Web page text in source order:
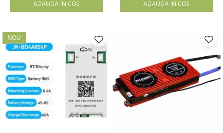
ADAUGA IN COS ADAUGA IN COS
NOU